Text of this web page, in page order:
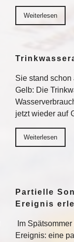
Weiterlesen
Sie stand
Gelb: Die
jetzt wieder auf
Weiterlesen
Partielle
Ereignis
Im
Ereignis: eine